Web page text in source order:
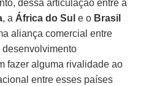
dessa articulação entre a
, a África do Sul e o Brasil
aliança comercial entre
fazer alguma rivalidade ao
entre esses países